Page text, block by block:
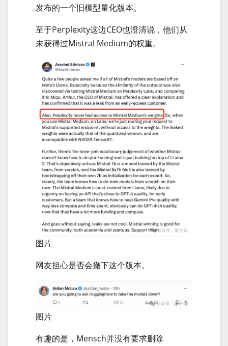
发布的一个旧模型量化版本。
至于Perplexity这边CEO也澄清说，他们从
未获得过Mistral Medium的权重。
图片
网友担心是否会撤下这个版本。
图片
有趣的是，Mensch并没有要求删除